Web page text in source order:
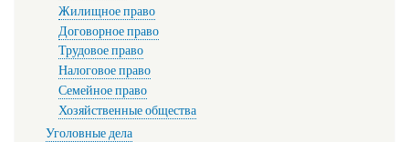
Жилищное право
Договорное право
Трудовое право
Налоговое право
Семейное право
Хозяйственные общества
Уголовные дела